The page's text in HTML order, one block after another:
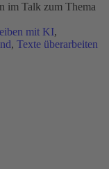
im Talk zum Thema
mit KI,
, Texte überarbeiten